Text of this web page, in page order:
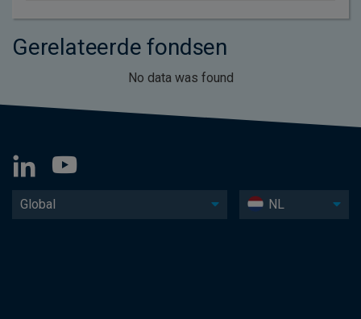
Gerelateerde fondsen
No data was found
Global NL